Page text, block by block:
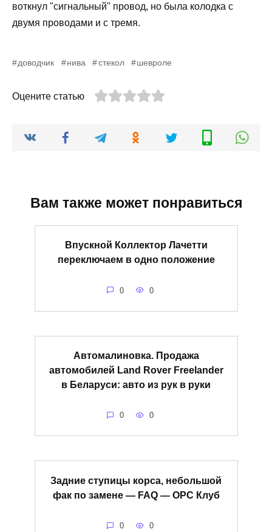
воткнул "сигнальный" провод, но была колодка с
двумя проводами и с тремя.
доводчик нива стекол шевроле
Оцените статью
Вам также может понравиться
Впускной Коллектор Лачетти
переключаем в одно положение
0 0
Автомалиновка. Продажа
автомобилей Land Rover Freelander
в Беларуси: авто из рук в руки
0 0
Задние ступицы корса, небольшой
фак по замене — FAQ — OPC Клуб
0 0